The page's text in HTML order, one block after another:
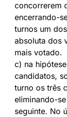
concorrerem
encerrando-
turnos um
absoluta dos
mais votado.
c) na
candidatos,
turno os três
eliminando-
seguinte. No